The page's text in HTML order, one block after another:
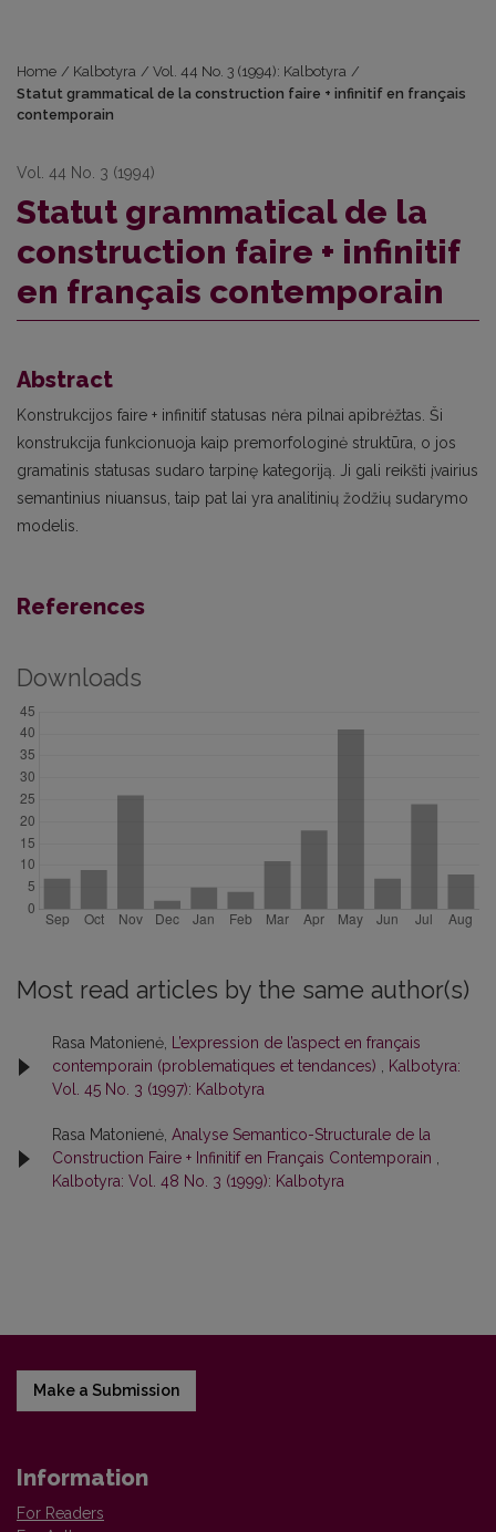
Home / Kalbotyra / Vol. 44 No. 3 (1994): Kalbotyra /
Statut grammatical de la construction faire + infinitif en français
contemporain
Vol. 44 No. 3 (1994)
Statut grammatical de la
construction faire + infinitif
en français contemporain
Abstract
Konstrukcijos faire + infinitif statusas nėra pilnai apibrėžtas. Ši
konstrukcija funkcionuoja kaip premorfologinė struktūra, o jos
gramatinis statusas sudaro tarpinę kategoriją. Ji gali reikšti įvairius
semantinius niuansus, taip pat lai yra analitinių žodžių sudarymo
modelis.
References
Downloads
Most read articles by the same author(s)
Rasa Matonienė,
L’expression de l’aspect en français
contemporain (problematiques et tendances)
Kalbotyra:
Vol. 45 No. 3 (1997): Kalbotyra
Rasa Matonienė, Analyse Semantico-Structurale de la
Construction Faire + Infinitif en Français Contemporain
Kalbotyra: Vol. 48 No. 3 (1999): Kalbotyra
Make a Submission
Information
For Readers